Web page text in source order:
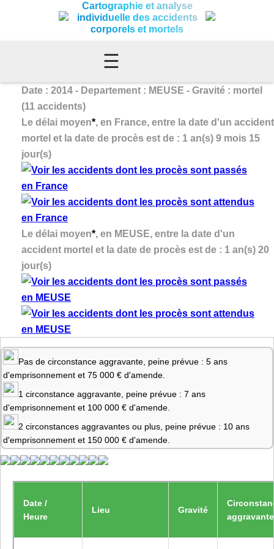
Cartographie et analyse
individuelle des accidents
corporels et mortels
☰
Date : 2014 - Departement : MEUSE - Gravité : mortel
(11 accidents)
Le délai moyen*, en France, entre la date d'un accident
mortel et la date de procès est de : 1 an(s) 9 mois 15
jour(s)
Le délai moyen*, en MEUSE, entre la date d'un
accident mortel et la date de procès est de : 1 an(s) 20
jour(s)
Pas de circonstance aggravante, peine prévue : 5 ans
d'emprisonnement et 75 000 € d'amende.
1 circonstance aggravante, peine prévue : 7 ans
d'emprisonnement et 100 000 € d'amende.
2 circonstances aggravantes ou plus, peine prévue : 10 ans
d'emprisonnement et 150 000 € d'amende.
Date /
Heure
Lieu Gravité